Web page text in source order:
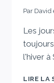
Par David
Les
l'hiver à
LIRE LA